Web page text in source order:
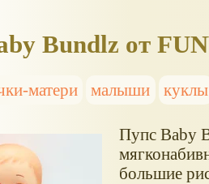
Bundlz от
матери малыши куклы
Пупс Baby
большие